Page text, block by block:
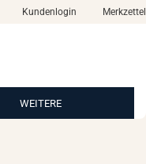
Kundenlogin Merkzettel
WEITERE